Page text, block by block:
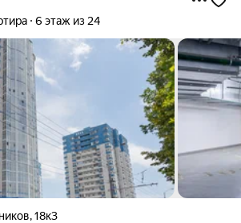
6 этаж из 24
,18к3